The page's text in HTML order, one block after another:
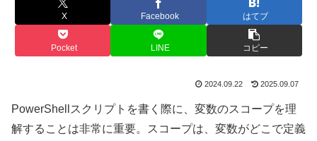
X Facebook はてブ
Pocket LINE コピー
2024.09.22 2025.09.07
PowerShellスクリプトを書く際に、変数のスコープを理
解することは非常に重要。スコープは、変数がどこで定義